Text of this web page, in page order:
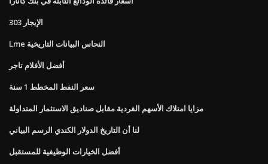
الإيجار 303
Lme النحاس البيانات التاريخية
أفضل الأفلام تاجر
سعر النفط المخطط 1 سنة
مزايا امتلاك الأسهم الفردية مقابل صناديق الاستثمار المتداولة
لنا أن التاريخ الدولار الكندي الرسم البياني
أفضل الخيارات الوظيفية للمستقبل